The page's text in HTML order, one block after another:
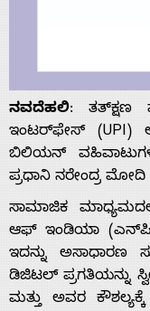
ನವದೆಹಲಿ: ತತ್‌ಕ್ಷಣ
ಇಂಟರ್‌ಫೇಸ್ (UPI)
ಬಿಲಿಯನ್
ಪ್ರಧಾನಿ ನರೇಂದ್ರ ಮೋದಿ
ಸಾಮಾಜಿಕ
ಆಫ್ ಇಂಡಿಯಾ
ಇದನ್ನು ಅಸಾಧಾರಣ
ಡಿಜಿಟಲ್ ಪ್ರಗತಿಯನ್ನು
ಮತ್ತು ಅವರ